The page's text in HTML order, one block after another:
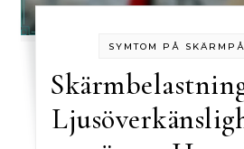
SYMTOM PÅ